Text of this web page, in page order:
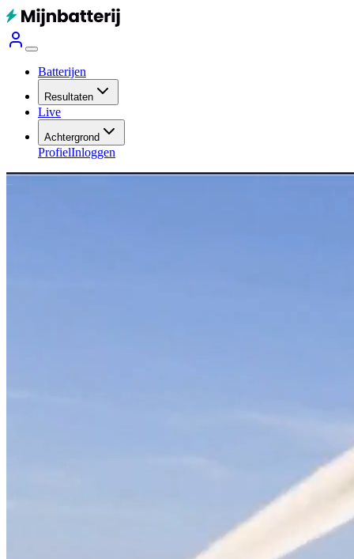
Batterijen
Resultaten
Live
Achtergrond
ProfielInloggen